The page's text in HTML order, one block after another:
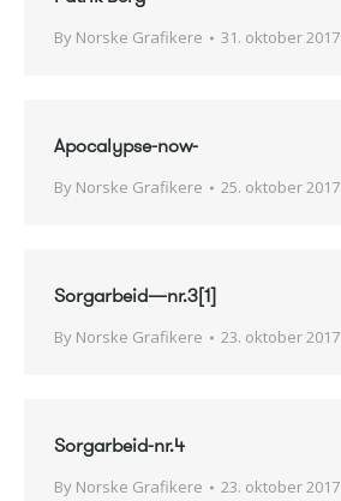
By Norske Grafikere 31. oktober 2017
Apocalypse-now-
By Norske Grafikere 25. oktober 2017
Sorgarbeid—nr.3[1]
By Norske Grafikere 23. oktober 2017
Sorgarbeid-nr.4
By Norske Grafikere 23. oktober 2017